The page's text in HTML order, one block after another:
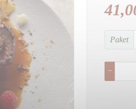
Paket
−